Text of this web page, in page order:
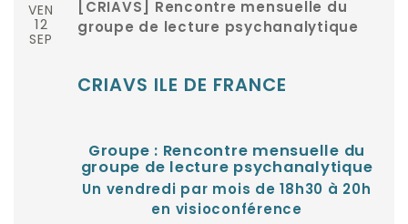
VEN
12
SEP
[CRIAVS] Rencontre mensuelle du
groupe de lecture psychanalytique
CRIAVS ILE DE FRANCE
Groupe : Rencontre mensuelle du
groupe de lecture psychanalytique
Un vendredi par mois de 18h30 à 20h
en visioconférence